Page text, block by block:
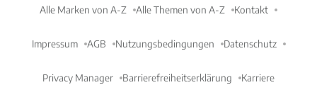
Alle Marken von A-Z Alle Themen von A-Z Kontakt
Impressum AGB Nutzungsbedingungen Datenschutz
Privacy Manager Barrierefreiheitserklärung Karriere